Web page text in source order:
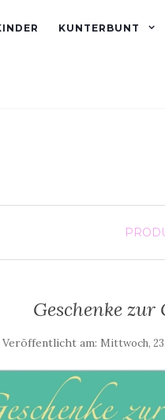
KUNTERBUNT
Geschenke zur
Veröffentlicht am: Mittwoch,